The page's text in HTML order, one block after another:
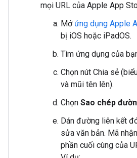
mọi URL của Apple App
Mở ứng dụng Apple
bị iOS hoặc iPadOS.
Tìm ứng dụng của
Chọn nút Chia sẻ
và mũi tên lên).
Chọn Sao chép
Dán đường liên kết
sửa văn bản. Mã
phần cuối cùng của